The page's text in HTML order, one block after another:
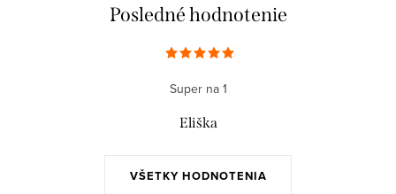
Posledné hodnotenie
VŠETKY HODNOTENIA
Super na 1
Eliška